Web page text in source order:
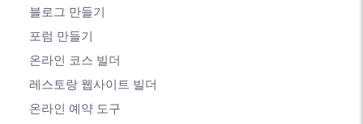
블로그 만들기
포럼 만들기
온라인 코스 빌더
레스토랑 웹사이트 빌더
온라인 예약 도구